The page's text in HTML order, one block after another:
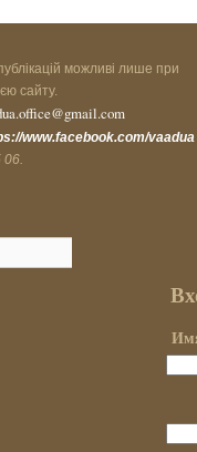
можливі лише при
сайту.
www.facebook.com/vaadua
06.